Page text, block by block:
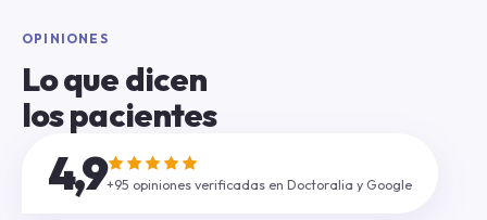
OPINIONES
Lo que dicen
los pacientes
4,9+95 opiniones verificadas en Doctoralia y Google